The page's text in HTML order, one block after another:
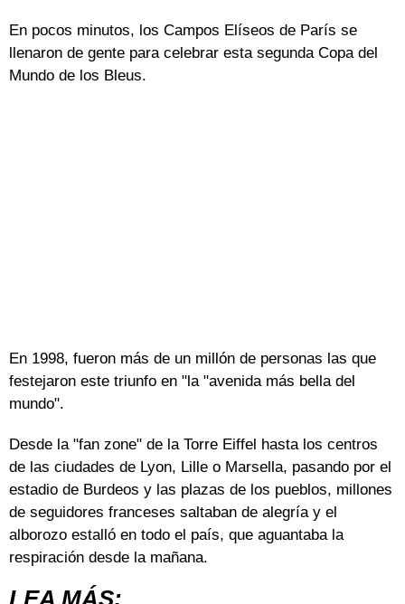
En pocos minutos, los Campos Elíseos de París se
llenaron de gente para celebrar esta segunda Copa del
Mundo de los Bleus.
En 1998, fueron más de un millón de personas las que
festejaron este triunfo en "la "avenida más bella del
mundo".
Desde la "fan zone" de la Torre Eiffel hasta los centros
de las ciudades de Lyon, Lille o Marsella, pasando por el
estadio de Burdeos y las plazas de los pueblos, millones
de seguidores franceses saltaban de alegría y el
alborozo estalló en todo el país, que aguantaba la
respiración desde la mañana.